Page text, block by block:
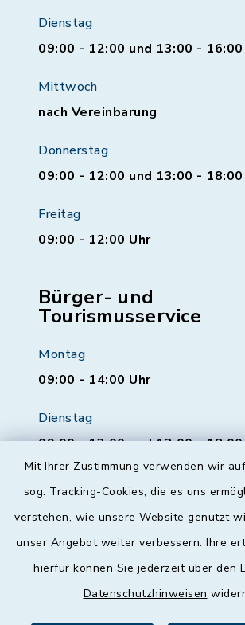
Mit Ihrer Zustimmung verwenden wir
sog. Tracking-Cookies, die es uns
verstehen, wie unsere Website genutzt
unser Angebot weiter verbessern. Ihre
hierfür können Sie jederzeit über den
Datenschutzhinweisen
Dienstag
09:00 - 12:00 und 13:00 - 16:00
Mittwoch
nach Vereinbarung
Donnerstag
09:00 - 12:00 und 13:00 - 18:00
Freitag
09:00 - 12:00 Uhr
Bürger- und
Tourismusservice
Montag
09:00 - 14:00 Uhr
Dienstag
09:00 - 12:00 und 13:00 - 18:00
Donnerstag
09:00 - 12:00 und 13:00 - 18:00